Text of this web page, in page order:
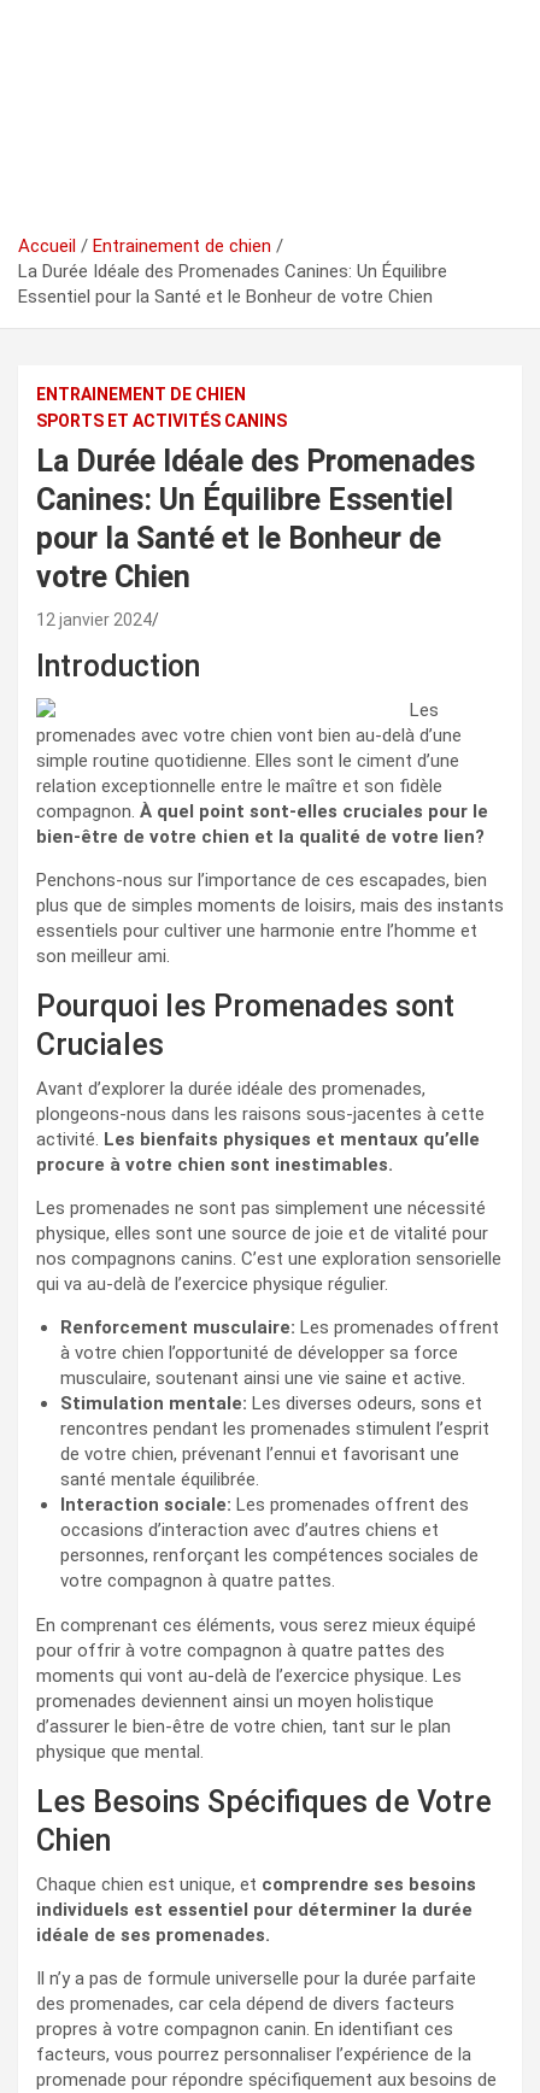
Accueil
Entrainement de chien
La Durée Idéale des Promenades Canines: Un Équilibre
Essentiel pour la Santé et le Bonheur de votre Chien
ENTRAINEMENT DE CHIEN
SPORTS ET ACTIVITÉS CANINS
La Durée Idéale des Promenades
Canines: Un Équilibre Essentiel
pour la Santé et le Bonheur de
votre Chien
12 janvier 2024
Introduction
Les
promenades avec votre chien vont bien au-delà d’une
simple routine quotidienne. Elles sont le ciment d’une
relation exceptionnelle entre le maître et son fidèle
compagnon. À quel point sont-elles cruciales pour le
bien-être de votre chien et la qualité de votre lien?
Penchons-nous sur l’importance de ces escapades, bien
plus que de simples moments de loisirs, mais des instants
essentiels pour cultiver une harmonie entre l’homme et
son meilleur ami.
Pourquoi les Promenades sont
Cruciales
Avant d’explorer la durée idéale des promenades,
plongeons-nous dans les raisons sous-jacentes à cette
activité. Les bienfaits physiques et mentaux qu’elle
procure à votre chien sont inestimables.
Les promenades ne sont pas simplement une nécessité
physique, elles sont une source de joie et de vitalité pour
nos compagnons canins. C’est une exploration sensorielle
qui va au-delà de l’exercice physique régulier.
Renforcement musculaire: Les promenades offrent
à votre chien l’opportunité de développer sa force
musculaire, soutenant ainsi une vie saine et active.
Stimulation mentale: Les diverses odeurs, sons et
rencontres pendant les promenades stimulent l’esprit
de votre chien, prévenant l’ennui et favorisant une
santé mentale équilibrée.
Interaction sociale: Les promenades offrent des
occasions d’interaction avec d’autres chiens et
personnes, renforçant les compétences sociales de
votre compagnon à quatre pattes.
En comprenant ces éléments, vous serez mieux équipé
pour offrir à votre compagnon à quatre pattes des
moments qui vont au-delà de l’exercice physique. Les
promenades deviennent ainsi un moyen holistique
d’assurer le bien-être de votre chien, tant sur le plan
physique que mental.
Les Besoins Spécifiques de Votre
Chien
Chaque chien est unique, et comprendre ses besoins
individuels est essentiel pour déterminer la durée
idéale de ses promenades.
Il n’y a pas de formule universelle pour la durée parfaite
des promenades, car cela dépend de divers facteurs
propres à votre compagnon canin. En identifiant ces
facteurs, vous pourrez personnaliser l’expérience de la
promenade pour répondre spécifiquement aux besoins de